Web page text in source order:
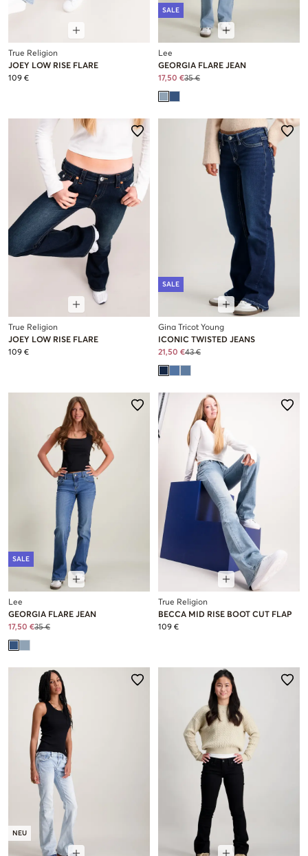
True Religion
JOEY LOW RISE FLARE
109 €
SALE
Lee
GEORGIA FLARE JEAN
17,50 €35 €
True Religion
JOEY LOW RISE FLARE
109 €
SALE
Gina Tricot Young
ICONIC TWISTED JEANS
21,50 €43 €
SALE
Lee
GEORGIA FLARE JEAN
17,50 €35 €
True Religion
BECCA MID RISE BOOT CUT FLAP
109 €
NEU